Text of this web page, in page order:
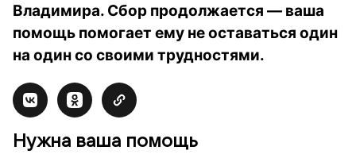
Владимира. Сбор продолжается — ваша
помощь помогает ему не оставаться один
на один со своими трудностями.
Нужна ваша помощь